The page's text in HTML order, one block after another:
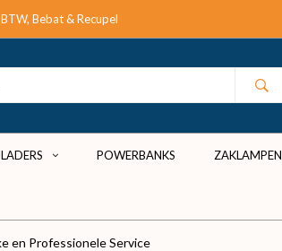
Bebat & Recupel
POWERBANKS ZAKLAMPEN
en Professionele Service